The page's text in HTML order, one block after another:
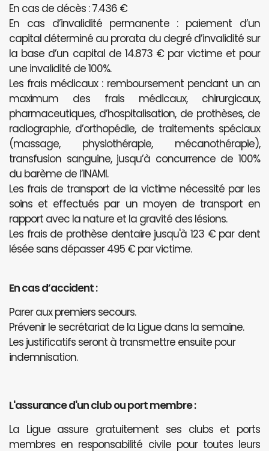
En cas de décès : 7.436 €
En cas d’invalidité permanente : paiement d’un
capital déterminé au prorata du degré d’invalidité sur
la base d’un capital de 14.873 € par victime et pour
une invalidité de 100%.
Les frais médicaux : remboursement pendant un an
maximum des frais médicaux, chirurgicaux,
pharmaceutiques, d’hospitalisation, de prothèses, de
radiographie, d’orthopédie, de traitements spéciaux
(massage, physiothérapie, mécanothérapie),
transfusion sanguine, jusqu’à concurrence de 100%
du barème de l’INAMI.
Les frais de transport de la victime nécessité par les
soins et effectués par un moyen de transport en
rapport avec la nature et la gravité des lésions.
Les frais de prothèse dentaire jusqu'à 123 € par dent
lésée sans dépasser 495 € par victime.
En cas d’accident :
Parer aux premiers secours.
Prévenir le secrétariat de la Ligue dans la semaine.
Les justificatifs seront à transmettre ensuite pour
indemnisation.
L'assurance d'un club ou port membre :
La Ligue assure gratuitement ses clubs et ports
membres en responsabilité civile pour toutes leurs